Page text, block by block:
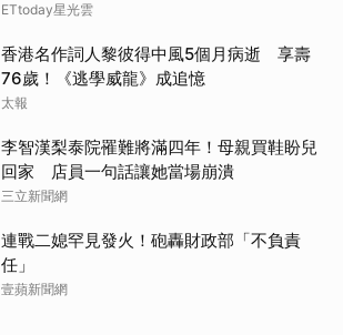
ETtoday星光雲
香港名作詞人黎彼得中風5個月病逝 享壽
76歲！《逃學威龍》成追憶
太報
李智漢梨泰院罹難將滿四年！母親買鞋盼兒
回家 店員一句話讓她當場崩潰
三立新聞網
連戰二媳罕見發火！砲轟財政部「不負責
任」
壹蘋新聞網